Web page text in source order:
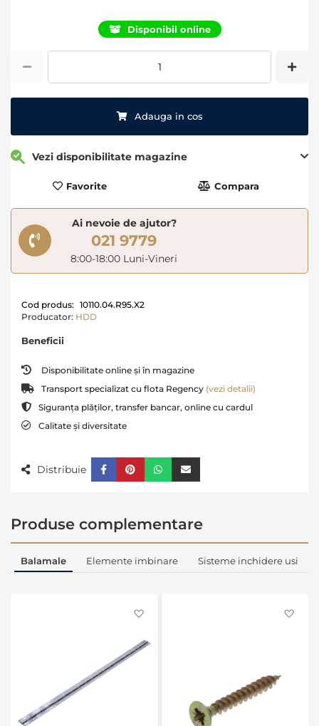
Disponibil online
Adauga in cos
Vezi disponibilitate magazine
Favorite Compara
Ai nevoie de ajutor?
021 9779
8:00-18:00 Luni-Vineri
Cod produs: 10110.04.R95.X2
Producator: HDD
Beneficii
Disponibilitate online și în magazine
Transport specializat cu flota Regency (vezi detalii)
Siguranța plăților, transfer bancar, online cu cardul
Calitate și diversitate
Distribuie
Produse complementare
Balamale Elemente imbinare Sisteme inchidere usi